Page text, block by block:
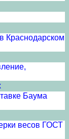
Краснодарском
Баума
весов ГОСТ